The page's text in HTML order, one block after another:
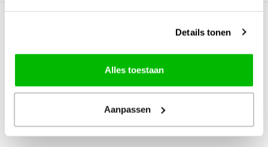
Details tonen
Alles toestaan
Aanpassen
0Reviews